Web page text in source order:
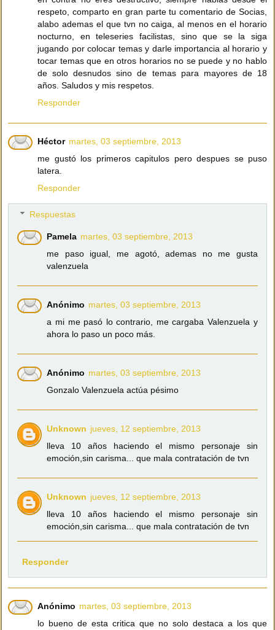
respeto, comparto en gran parte tu comentario de Socias,
alabo ademas el que tvn no caiga, al menos en el horario
nocturno, en teleseries facilistas, sino que se la siga
jugando por colocar temas y darle importancia al horario y
tocar temas que en otros horarios no se puede y no hablo
de solo desnudos sino de temas para mayores de 18
años. Saludos y mis respetos.
Responder
Héctor martes, 03 septiembre, 2013
me gustó los primeros capitulos pero despues se puso
latera.
Responder
Respuestas
Pamela martes, 03 septiembre, 2013
me paso igual, me agotó, ademas no me gusta
valenzuela
Anónimo martes, 03 septiembre, 2013
a mi me pasó lo contrario, me cargaba Valenzuela y
ahora lo paso un poco más.
Anónimo martes, 03 septiembre, 2013
Gonzalo Valenzuela actúa pésimo
Unknown jueves, 12 septiembre, 2013
lleva 10 años haciendo el mismo personaje sin
emoción,sin carisma... que mala contratación de tvn
Unknown jueves, 12 septiembre, 2013
lleva 10 años haciendo el mismo personaje sin
emoción,sin carisma... que mala contratación de tvn
Responder
Anónimo martes, 03 septiembre, 2013
lo bueno de esta critica que no solo destaca a los que